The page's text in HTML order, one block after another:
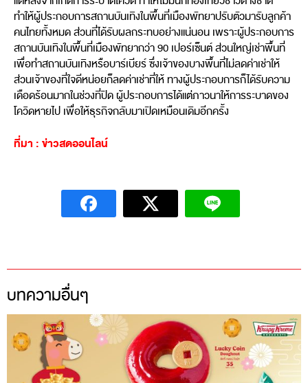
ทำให้ผู้ประกอบการสถานบันเทิงในพื้นที่เมืองพัทยาปรับตัวมารับลูกค้า
คนไทยทั้งหมด ส่วนที่ได้รับผลกระทบอย่างแน่นอน เพราะผู้ประกอบการ
สถานบันเทิงในพื้นที่เมืองพัทยากว่า 90 เปอร์เซ็นต์ ส่วนใหญ่เช่าพื้นที่
เพื่อทำสถานบันเทิงหรือบาร์เบียร์ ซึ่งเจ้าของบางพื้นที่ไม่ลดค่าเช่าให้
ส่วนเจ้าของที่ใจดีหน่อยก็ลดค่าเช่าที่ให้ ทางผู้ประกอบการก็ได้รับความ
เดือดร้อนมากในช่วงที่ปิด ผู้ประกอบการได้แต่ภาวนาให้การระบาดของ
โควิดหายไป เพื่อให้ธุรกิจกลับมาเปิดเหมือนเดิมอีกครั้ง
ที่มา : ข่าวสดออนไลน์
บทความอื่นๆ